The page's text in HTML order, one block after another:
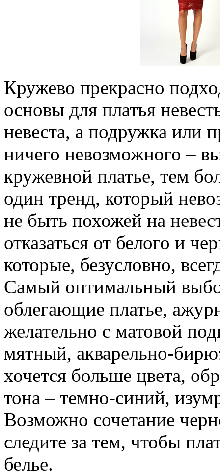
Кружево прекрасно
основы для платья
невеста, а подружка или
ничего невозможного –
кружевной платье, тем
один тренд, который
не быть похожей на
отказаться от белого и
которые, безусловно,
Самый оптимальный
облегающие платье,
желательно с матовой
мятный, акварельно-
хочется больше цвета,
тона – темно-синий,
Возможно сочетание
следите за тем, чтобы
белье.